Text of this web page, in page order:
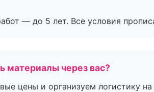
— до 5 лет. Все условия
материалы через вас?
цены и организуем логистику на